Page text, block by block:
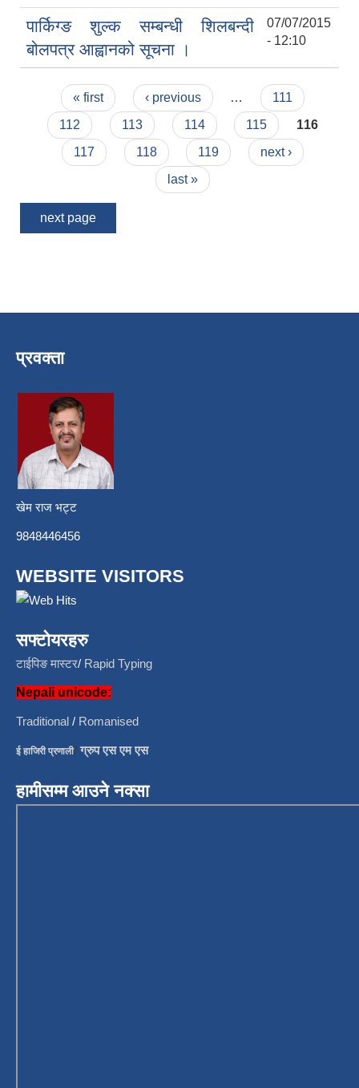
पार्किग्ङ शुल्क सम्बन्धी शिलबन्दी
बोलपत्र आह्वानको सूचना ।
07/07/2015
- 12:10
Pages« first ‹ previous …
111
112
113 114 115
116
117
118 119
next ›
last »
next page
प्रवक्ता
खेम राज भट्ट
9848446456
WEBSITE VISITORS
सफ्टोयरहरु
टाईपिङ मास्टर/ Rapid Typing
Nepali unicode:
Traditional / Romanised
ई हाजिरी प्रणाली/ग्रुप एस एम एस
हामीसम्म आउने नक्सा